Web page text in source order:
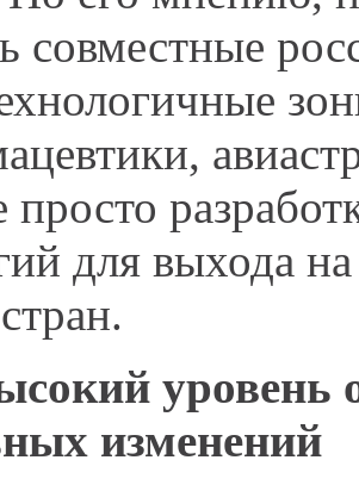
совместные
просто
для выхода
уровень
изменений